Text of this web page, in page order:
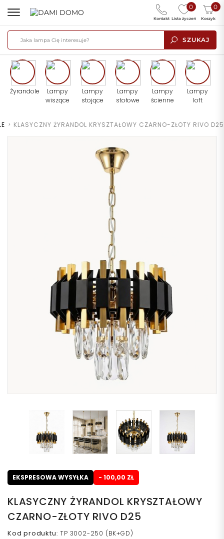
SZUKAJ
0
Lista życzeń
0
Koszyk
Kontakt
Żyrandole
Lampy
wiszące
Lampy
stojące
Lampy
stołowe
Lampy
ścienne
Lampy
loft
> KLASYCZNY ŻYRANDOL KRYSZTAŁOWY CZARNO-ZŁOTY RIVO D25
EKSPRESOWA WYSYŁKA - 100,00 ZŁ
KLASYCZNY ŻYRANDOL KRYSZTAŁOWY
CZARNO-ZŁOTY RIVO D25
Kod produktu:TP 3002-250 (BK+GD)